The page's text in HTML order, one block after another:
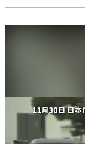
據央視新聞報
內闖進一頭熊
為確認熊的具
攝，並在超市